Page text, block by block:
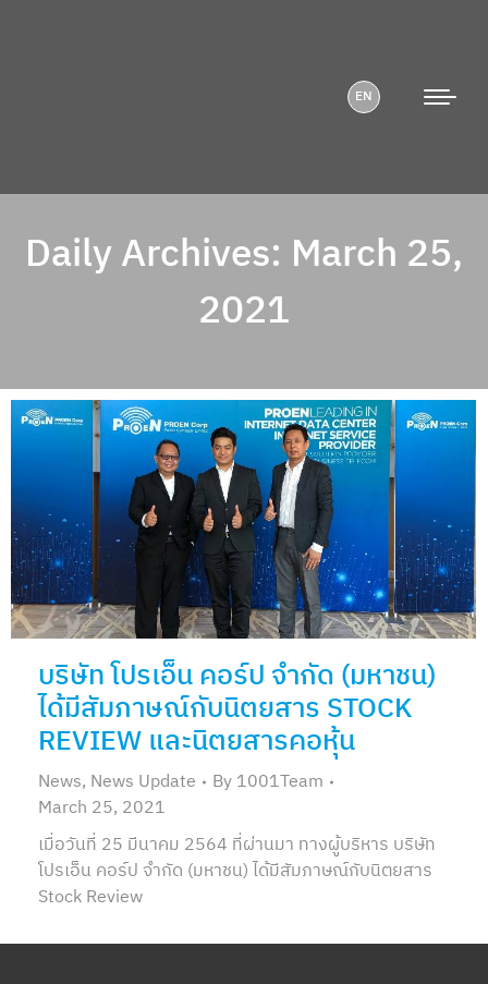
EN
Daily Archives: March 25,
2021
บริษัท โปรเอ็น คอร์ป จำกัด (มหาชน)
ได้มีสัมภาษณ์กับนิตยสาร STOCK
REVIEW และนิตยสารคอหุ้น
News, News Update By1001Team
March 25, 2021
เมื่อวันที่ 25 มีนาคม 2564 ที่ผ่านมา ทางผู้บริหาร บริษัท
โปรเอ็น คอร์ป จำกัด (มหาชน) ได้มีสัมภาษณ์กับนิตยสาร
Stock Review